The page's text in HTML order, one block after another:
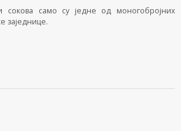
сокова само су једне од моногобројних
заједнице.